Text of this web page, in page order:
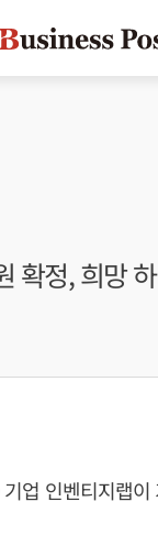
확정, 희망
업 인벤티지랩